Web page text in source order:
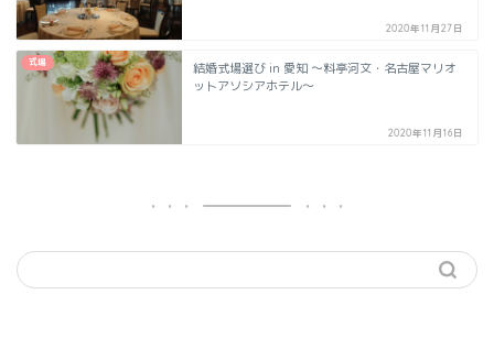
2020年11月27日
式場
結婚式場選び in 愛知 ～料亭河文・名古屋マリオ
ットアソシアホテル～
2020年11月16日